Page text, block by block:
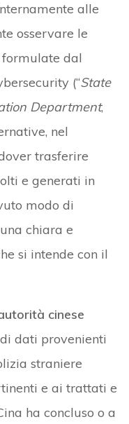
alle
osservare le
dal
(“State
Department,
nel
trasferire
e generati in
modo di
chiara e
si intende con il
cinese
dati provenienti
straniere
e ai trattati e
ha concluso o a